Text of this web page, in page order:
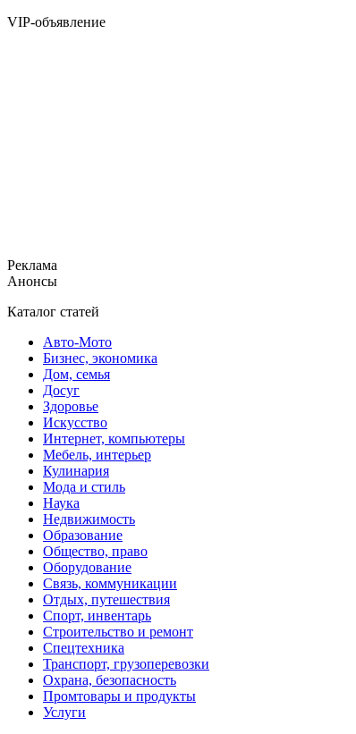
VIP-объявление
Реклама
Анонсы
Каталог статей
Авто-Мото
Бизнес, экономика
Дом, семья
Досуг
Здоровье
Искусство
Интернет, компьютеры
Мебель, интерьер
Кулинария
Мода и стиль
Наука
Недвижимость
Образование
Общество, право
Оборудование
Связь, коммуникации
Отдых, путешествия
Спорт, инвентарь
Строительство и ремонт
Спецтехника
Транспорт, грузоперевозки
Охрана, безопасность
Промтовары и продукты
Услуги